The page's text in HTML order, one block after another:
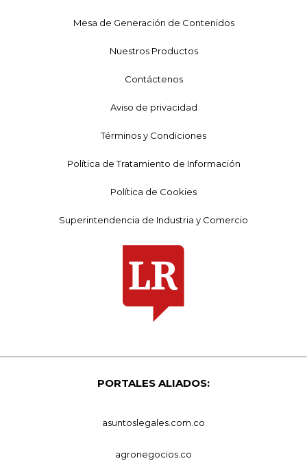
Mesa de Generación de Contenidos
Nuestros Productos
Contáctenos
Aviso de privacidad
Términos y Condiciones
Política de Tratamiento de Información
Política de Cookies
Superintendencia de Industria y Comercio
PORTALES ALIADOS:
asuntoslegales.com.co
agronegocios.co